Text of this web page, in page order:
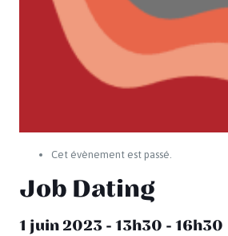
Cet évènement est passé.
Job Dating
1 juin 2023 - 13h30 - 16h30